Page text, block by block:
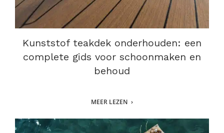
Kunststof teakdek onderhouden: een
complete gids voor schoonmaken en
behoud
MEER LEZEN